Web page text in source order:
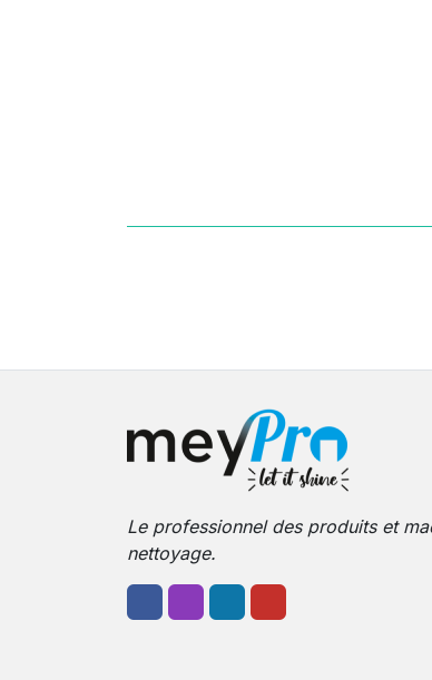
Le professionnel des produits et
nettoyage.